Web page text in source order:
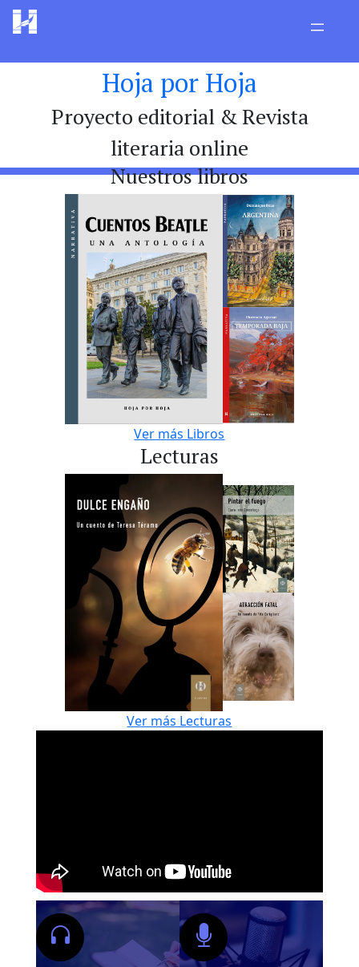
Hoja por Hoja
Proyecto editorial & Revista
literaria online
Nuestros libros
Ver más Libros
Lecturas
Ver más Lecturas